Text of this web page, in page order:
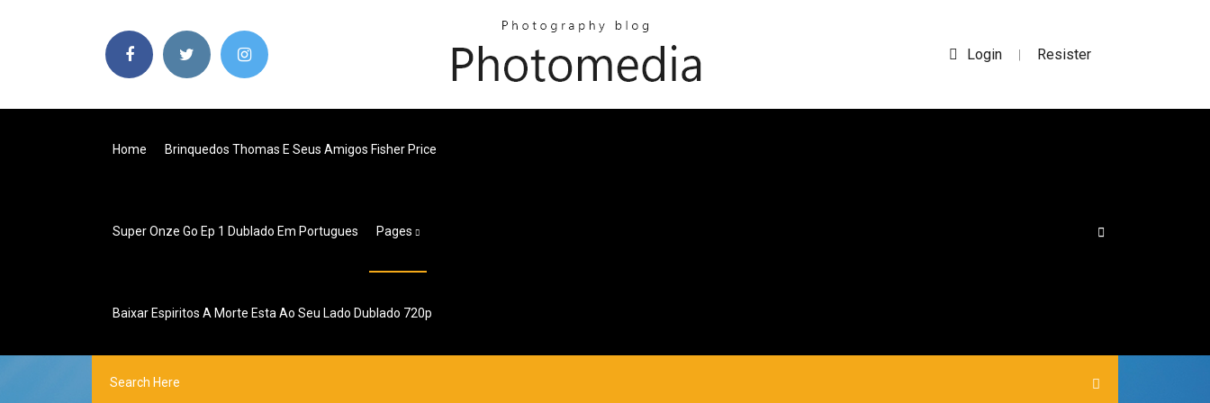
Login | Resister
Home Brinquedos Thomas E Seus Amigos Fisher Price
Super Onze Go Ep 1 Dublado Em Portugues Pages
Baixar Espiritos A Morte Esta Ao Seu Lado Dublado 720p